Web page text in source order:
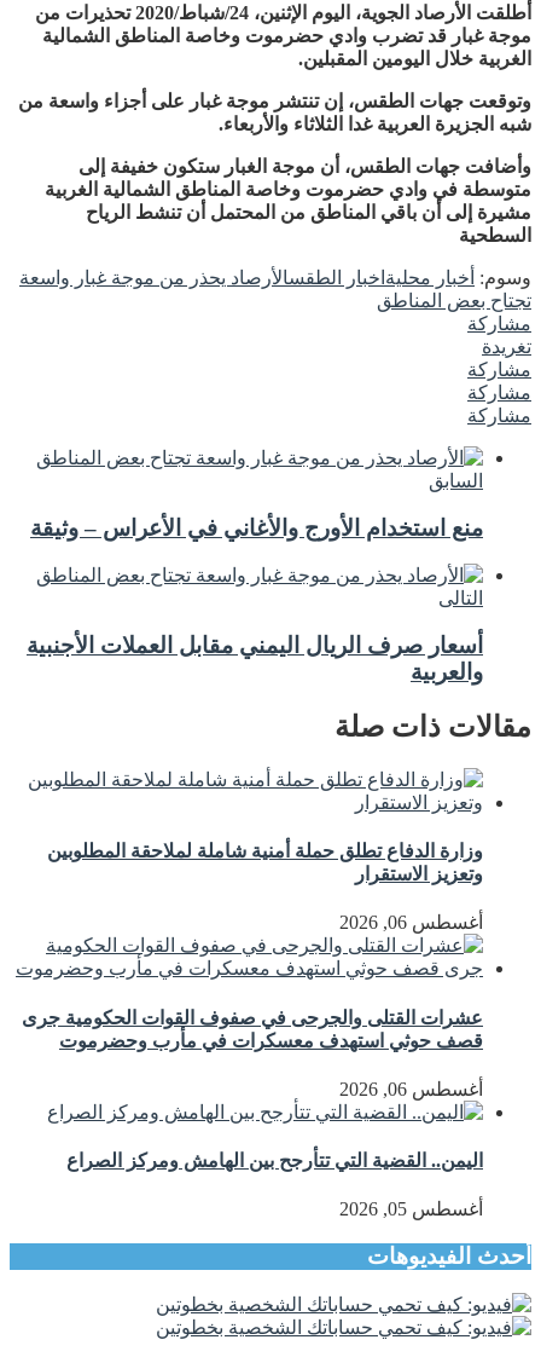
أطلقت الأرصاد الجوية، اليوم الإثنين، 24/شباط/2020 تحذيرات من
موجة غبار قد تضرب وادي حضرموت وخاصة المناطق الشمالية
الغربية خلال اليومين المقبلين.
وتوقعت جهات الطقس، إن تنتشر موجة غبار على أجزاء واسعة من
شبه الجزيرة العربية غدا الثلاثاء والأربعاء.
وأضافت جهات الطقس، أن موجة الغبار ستكون خفيفة إلى
متوسطة في وادي حضرموت وخاصة المناطق الشمالية الغربية
مشيرة إلى أن باقي المناطق من المحتمل أن تنشط الرياح
السطحية
وسوم: أخبار محلية اخبار الطقسالأرصاد يحذر من موجة غبار واسعة
تجتاح بعض المناطق
مشاركة
تغريدة
مشاركة
مشاركة
مشاركة
السابق
منع استخدام الأورج والأغاني في الأعراس – وثيقة
التالى
أسعار صرف الريال اليمني مقابل العملات الأجنبية
والعربية
مقالات ذات صلة
وزارة الدفاع تطلق حملة أمنية شاملة لملاحقة المطلوبين
وتعزيز الاستقرار
أغسطس 06, 2026
عشرات القتلى والجرحى في صفوف القوات الحكومية جرى
قصف حوثي استهدف معسكرات في مأرب وحضرموت
أغسطس 06, 2026
اليمن.. القضية التي تتأرجح بين الهامش ومركز الصراع
أغسطس 05, 2026
أحدث الفيديوهات